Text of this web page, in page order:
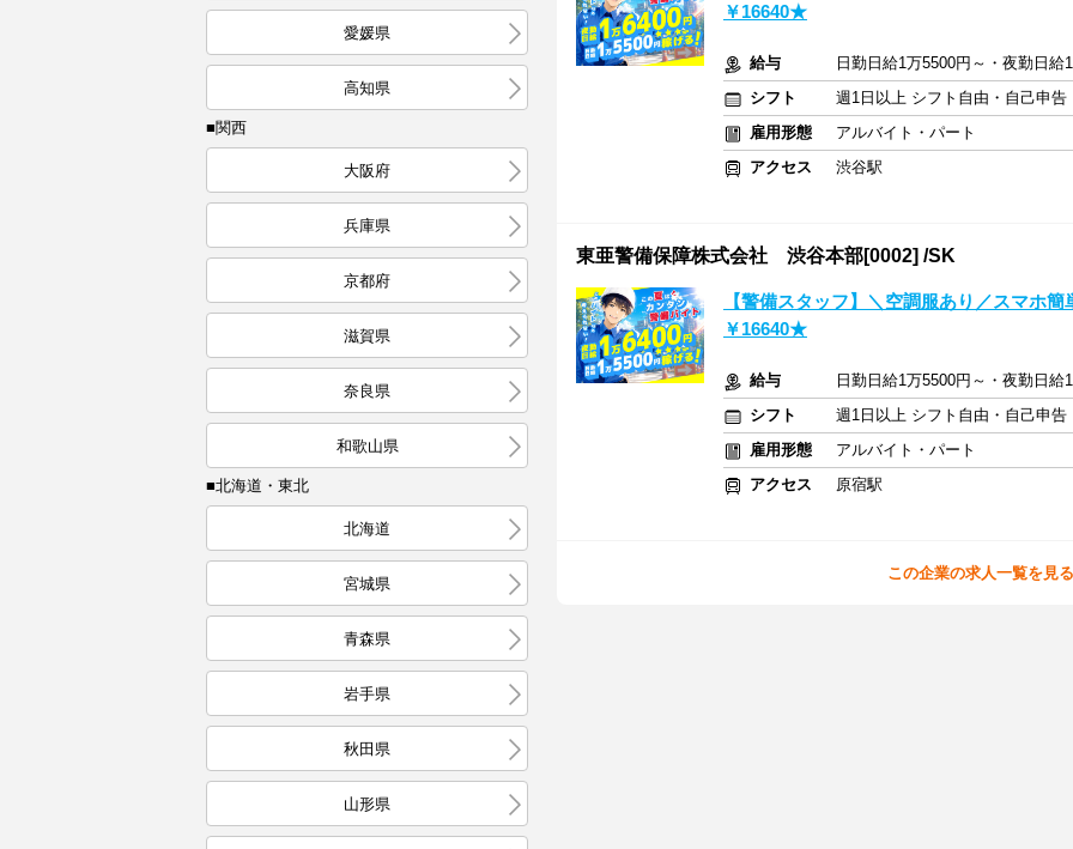
愛媛県
高知県
■関西
大阪府
兵庫県
京都府
滋賀県
奈良県
和歌山県
■北海道・東北
北海道
宮城県
青森県
岩手県
秋田県
山形県
￥16640★
給与
日勤日給1万5500円～・夜勤日
シフト
週1日以上 シフト自由・自己申告
雇用形態
アルバイト・パート
アクセス
渋谷駅
東亜警備保障株式会社 渋谷本部[0002] /SK
【警備スタッフ】＼空調服あり／スマホ
￥16640★
給与
日勤日給1万5500円～・夜勤日
シフト
週1日以上 シフト自由・自己申告
雇用形態
アルバイト・パート
アクセス
原宿駅
この企業の求人一覧を見る